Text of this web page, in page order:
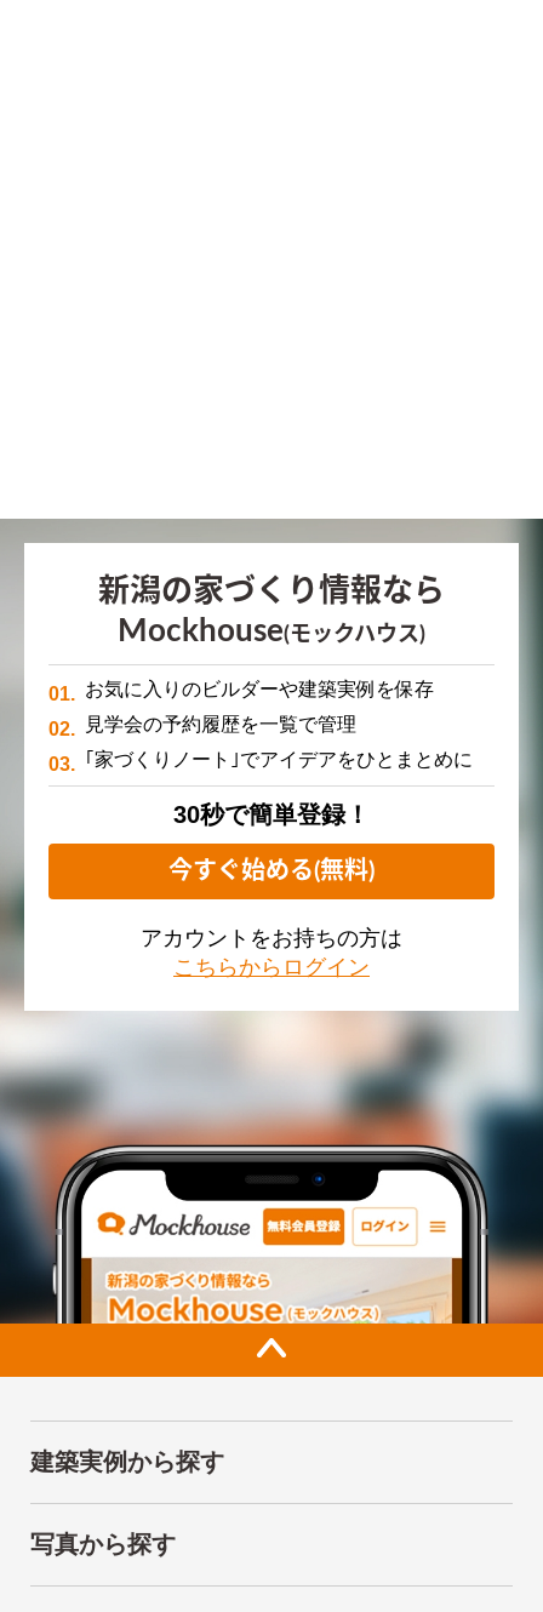
新潟の家づくり情報なら
Mockhouse(モックハウス)
お気に入りのビルダーや建築実例を保存
見学会の予約履歴を一覧で管理
｢家づくりノート｣でアイデアをひとまとめに
30秒で簡単登録！
今すぐ始める(無料)
アカウントをお持ちの方は
こちらからログイン
建築実例から探す
写真から探す